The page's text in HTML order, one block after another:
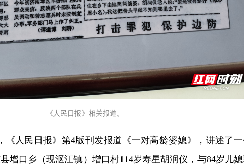
《人民日报》相关报道。
《人民日报》第4版刊发报道《一对高龄婆媳》，讲述了
增口乡（现沤江镇）增口村114岁寿星胡润仪，与84岁儿